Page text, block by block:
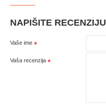
NAPIŠITE RECENZIJU
Vaše ime
Vaša recenzija